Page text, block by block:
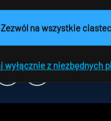
Zezwól na wszystkie
wyłącznie z niezbędnych